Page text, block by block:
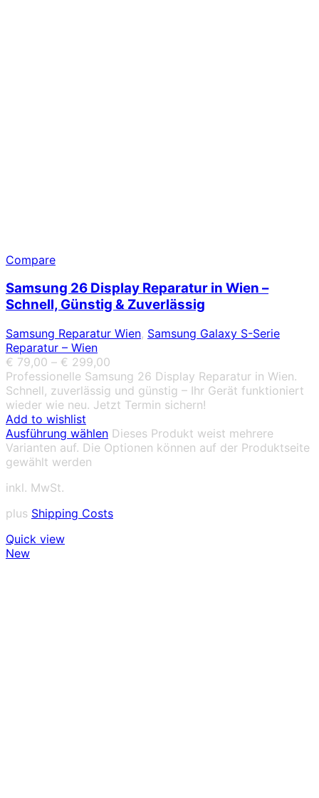
Compare
Samsung 26 Display Reparatur in Wien –
Schnell, Günstig & Zuverlässig
Samsung Reparatur Wien, Samsung Galaxy S-Serie
Reparatur – Wien
€ 79,00 – € 299,00
Professionelle Samsung 26 Display Reparatur in Wien.
Schnell, zuverlässig und günstig – Ihr Gerät funktioniert
wieder wie neu. Jetzt Termin sichern!
Add to wishlist
Ausführung wählen Dieses Produkt weist mehrere
Varianten auf. Die Optionen können auf der Produktseite
gewählt werden
inkl. MwSt.
plus Shipping Costs
Quick view
New